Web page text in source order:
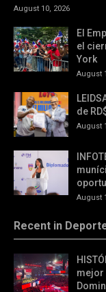
August 10, 2026
El
el
York
August
de
August
August
Recent in
mejor